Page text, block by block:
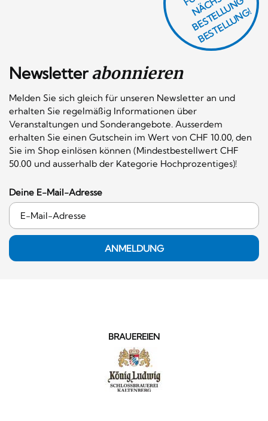
Newsletterabonnieren
Melden Sie sich gleich für unseren Newsletter an und
erhalten Sie regelmäßig Informationen über
Veranstaltungen und Sonderangebote. Ausserdem
erhalten Sie einen Gutschein im Wert von CHF 10.00, den
Sie im Shop einlösen können (Mindestbestellwert CHF
50.00 und ausserhalb der Kategorie Hochprozentiges)!
F
N
H
L
G
G!
Deine E-Mail-Adresse
ANMELDUNG
BRAUEREIEN